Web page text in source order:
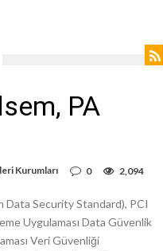
PA
Kurumları 0 2,094
Data Security Standard), PCI
Uygulaması Data Güvenlik
Veri Güvenliği